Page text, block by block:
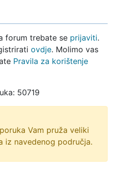
forum trebate se prijaviti.
ovdje. Molimo vas
Pravila za korištenje
50719
Vam pruža veliki
iz navedenog područja.